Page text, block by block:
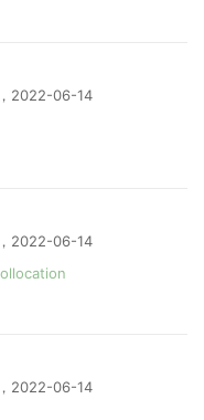
2022-06-14
2022-06-14
2022-06-14